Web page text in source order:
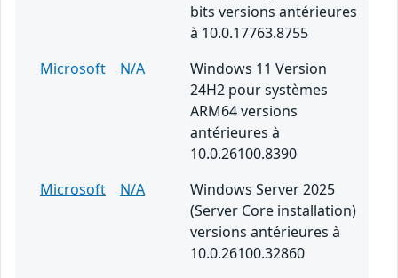
bits versions antérieures
à 10.0.17763.8755
Microsoft
N/A
Windows 11 Version
24H2 pour systèmes
ARM64 versions
antérieures à
10.0.26100.8390
Microsoft
N/A
Windows Server 2025
(Server Core installation)
versions antérieures à
10.0.26100.32860